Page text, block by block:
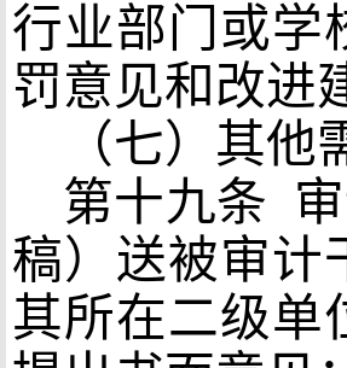
行业部门或学
罚意见和改进
（七）其
第十九条
稿）送被审计
其所在二级单